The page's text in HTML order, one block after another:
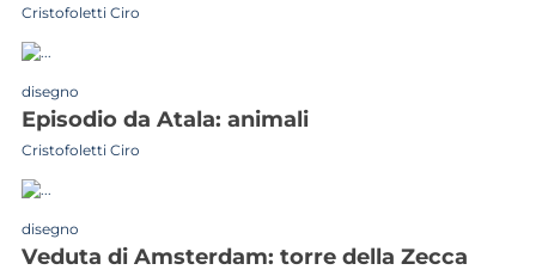
Cristofoletti Ciro
disegno
episodio da Atala: animali
Cristofoletti Ciro
disegno
veduta di Amsterdam: torre della Zecca